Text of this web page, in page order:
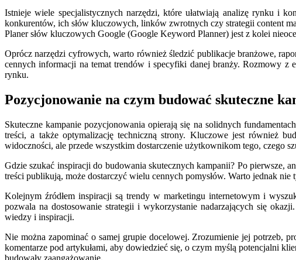
Istnieje wiele specjalistycznych narzędzi, które ułatwiają analizę rynku i
konkurentów, ich słów kluczowych, linków zwrotnych czy strategii content
Planer słów kluczowych Google (Google Keyword Planner) jest z kolei
Oprócz narzędzi cyfrowych, warto również śledzić publikacje branżowe,
cennych informacji na temat trendów i specyfiki danej branży. Rozmowy z
rynku.
Pozycjonowanie na czym budować skuteczne
Skuteczne kampanie pozycjonowania opierają się na solidnych
treści, a także optymalizację techniczną strony. Kluczowe jest również
widoczności, ale przede wszystkim dostarczenie użytkownikom tego, czego
Gdzie szukać inspiracji do budowania skutecznych kampanii? Po pierwsze,
treści publikują, może dostarczyć wielu cennych pomysłów. Warto jednak
Kolejnym źródłem inspiracji są trendy w marketingu internetowym i
pozwala na dostosowanie strategii i wykorzystanie nadarzających się
wiedzy i inspiracji.
Nie można zapominać o samej grupie docelowej. Zrozumienie jej potrzeb,
komentarze pod artykułami, aby dowiedzieć się, o czym myślą potencjalni
budowały zaangażowanie.